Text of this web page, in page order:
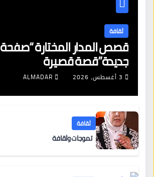
ثقافة
قصص المدار المختارة “صفحة
جديدة”قصة قصيرة
3 أغسطس، 2026 ALMADAR
ثقافة
تموجات وثقافة